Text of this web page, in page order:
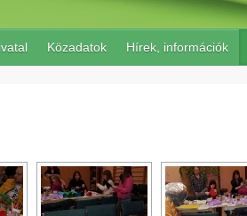
Közadatok Hírek, információk